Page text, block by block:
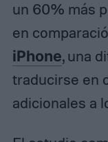
un 60% más
en
iPhone, una
traducirse en
adicionales a